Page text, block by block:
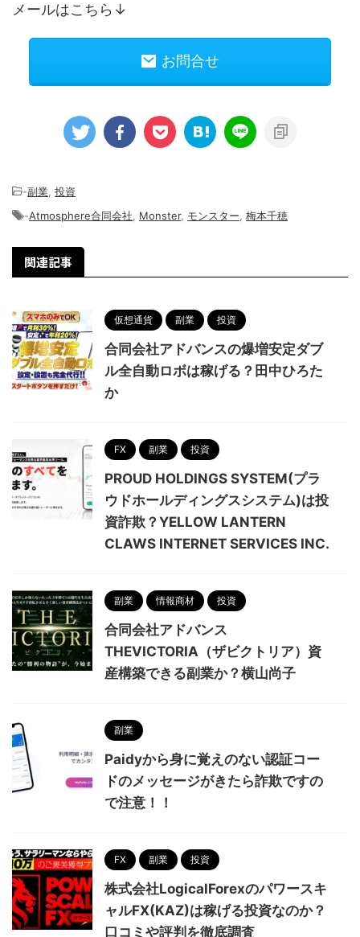
メールはこちら↓
お問合せ
-副業, 投資
-Atmosphere合同会社, Monster, モンスター, 梅本千穂
関連記事
仮想通貨 副業 投資
合同会社アドバンスの爆増安定ダブ
ル全自動ロボは稼げる？田中ひろた
か
FX 副業 投資
PROUD HOLDINGS SYSTEM(プラ
ウドホールディングスシステム)は投
資詐欺？YELLOW LANTERN
CLAWS INTERNET SERVICES INC.
副業 情報商材 投資
合同会社アドバンス
THEVICTORIA（ザビクトリア）資
産構築できる副業か？横山尚子
副業
Paidyから身に覚えのない認証コー
ドのメッセージがきたら詐欺ですの
で注意！！
FX 副業 投資
株式会社LogicalForexのパワースキ
ャルFX(KAZ)は稼げる投資なのか？
口コミや評判を徹底調査